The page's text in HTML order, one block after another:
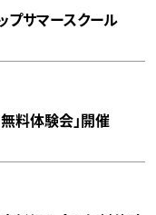
プサマースクール
料体験会」開催